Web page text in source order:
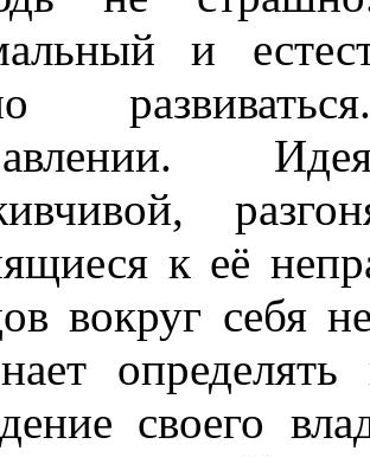
и
к её
вокруг себя
своего